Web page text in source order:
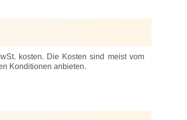
kosten. Die Kosten sind meist vom
Konditionen anbieten.